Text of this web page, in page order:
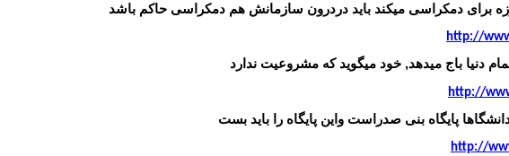
برای دمکراسی میکند باید دردرون سازمانش هم دمکراسی حاکم باشد
http://
دنیا باج میدهد, خود میگوید که مشروعیت ندارد
http://
پایگاه بنی صدراست واین پایگاه را باید بست
http://